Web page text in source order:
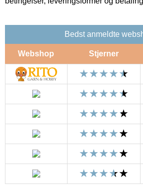
Bedst anmeldte
Webshop Stjerner